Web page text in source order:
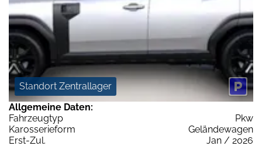
Standort Zentrallager
Allgemeine Daten:
Fahrzeugtyp
Pkw
Karosserieform
Geländewagen
Erst-Zul.
Jan / 2026